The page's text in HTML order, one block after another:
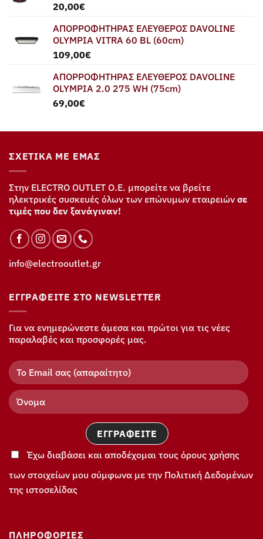
20,00€
ΑΠΟΡΡΟΦΗΤΗΡΑΣ ΕΛΕΥΘΕΡΟΣ DAVOLINE
OLYMPIA VITRA 60 BL (60cm)
109,00€
ΑΠΟΡΡΟΦΗΤΗΡΑΣ ΕΛΕΥΘΕΡΟΣ DAVOLINE
OLYMPIA 2.0 275 WH (75cm)
69,00€
ΣΧΕΤΙΚΆ ΜΕ ΕΜΆΣ
Στην ELECTRO OUTLET Ο.Ε. μπορείτε να βρείτε
ηλεκτρικές συσκευές όλων των επώνυμων εταιρειών σε
τιμές που δεν ξανάγιναν!
info@electrooutlet.gr
ΕΓΓΡΑΦΕΊΤΕ ΣΤΟ NEWSLETTER
Για να ενημερώνεστε άμεσα και πρώτοι για τις νέες
παραλαβές και προσφορές μας.
Έχω διαβάσει και αποδέχομαι τους όρους χρήσης
των στοιχείων μου σύμφωνα με την Πολιτική Δεδομένων
της ιστοσελίδας
ΠΛΗΡΟΦΟΡΊΕΣ